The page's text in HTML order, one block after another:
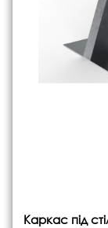
Каркас під